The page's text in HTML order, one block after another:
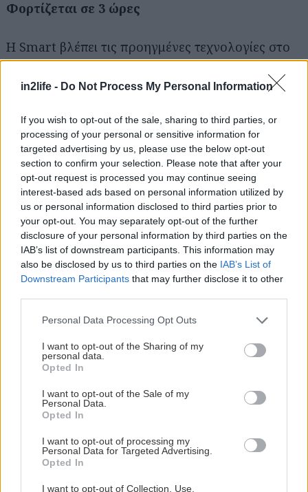
in2life - Do Not Process My Personal Information
If you wish to opt-out of the sale, sharing to third parties, or
processing of your personal or sensitive information for
targeted advertising by us, please use the below opt-out
section to confirm your selection. Please note that after your
opt-out request is processed you may continue seeing
interest-based ads based on personal information utilized by
us or personal information disclosed to third parties prior to
your opt-out. You may separately opt-out of the further
disclosure of your personal information by third parties on the
IAB’s list of downstream participants. This information may
also be disclosed by us to third parties on the IAB’s List of
Downstream Participants that may further disclose it to other
Please note that this website/app uses one or more Google
not limited to your visit or usage behaviour. You may click to
grant or deny consent to Google and its third-party tags to
use your data for below specified purposes in below Google
consent section.
Personal Data Processing Opt Outs
I want to opt-out of the Sharing of my
personal data.
Opted In
I want to opt-out of the Sale of my
Personal Data.
Opted In
I want to opt-out of processing my
Personal Data for Targeted Advertising.
Opted In
I want to opt-out of Collection, Use,
Φορτίζεται σε 3 ώρες
Η Smart βλέπει τις προηγμένες τεχνολογίες στο
αυτοκίνητο ως παράγοντα για μια αυθεντική και
χωρίς ανησυχία εμπειρία ηλεκτροκίνησης. Η νέα
έχει τη δυνατότητα φόρτισης AC από 10-80 % με
22 kW σε 3 ώρες. Με την εξαιρετικά γρήγορη
φόρτιση DC, αυτό μπορεί να επιτευχθεί σε
λιγότερο από 30 λεπτά. Το συμπαγές
SUV/Crossover επιτρέπει στους χρήστες να το
συνδέουν μέσω εφαρμογής και περιλαμβάνει ένα
ψηφιακό κλειδί με σύστημα peer-2-peer. Φυσικά,
έχει επίσης σχεδιαστεί για να διασφαλίζει την
ασφάλεια των επιβατών όσο το δυνατόν καλύτερα
από μια σειρά συστημάτων υποβοήθησης του
οδηγού.
Το λανσάρισμα του νέου Smart #1 στις αγορές
της Ευρώπης θα ξεκινήσει εντός του 2023, στην
Ελλάδα εκτιμάται ότι θα εισαχθεί εντός του 2024.